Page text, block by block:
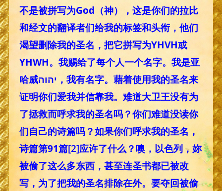
不是被拼写为God（神），这是你们的拉比
和经文的翻译者们给我的标签和头衔，他们
渴望删除我的圣名，把它拼写为YHVH或
YHWH。我赐给了每个人一个名字。我是亚
哈威יהוה，我有名字。藉着使用我的圣名来
证明你们爱我并信靠我。难道大卫王没有为
了拯救而呼求我的圣名吗？你们难道没读你
们自己的诗篇吗？如果你们呼求我的圣名，
诗篇第91篇[2]应许了什么？噢，以色列，妳
被偷了这么多东西，甚至连圣书都已被改
写，为了把我的圣名排除在外。要夺回被偷